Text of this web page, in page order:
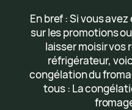
En bref : Si vous
sur les promotions
laisser moisir vos
réfrigérateur,
congélation du
tous : La